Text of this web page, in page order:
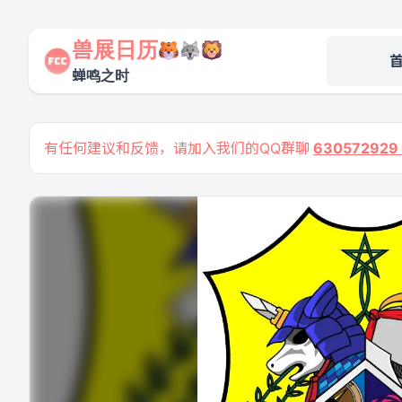
兽展日历
蝉鸣之时
有任何建议和反馈，请加入我们的QQ群聊 630572929